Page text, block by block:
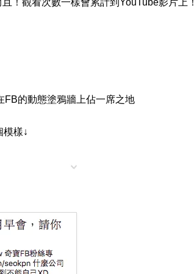
FB的動態塗鴉牆上佔一席之地
樣↓